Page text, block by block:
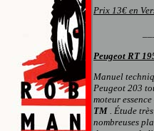
Prix 13€ en
Peugeot RT
Manuel
Peugeot 203
moteur
TM . Étude
nombreuses